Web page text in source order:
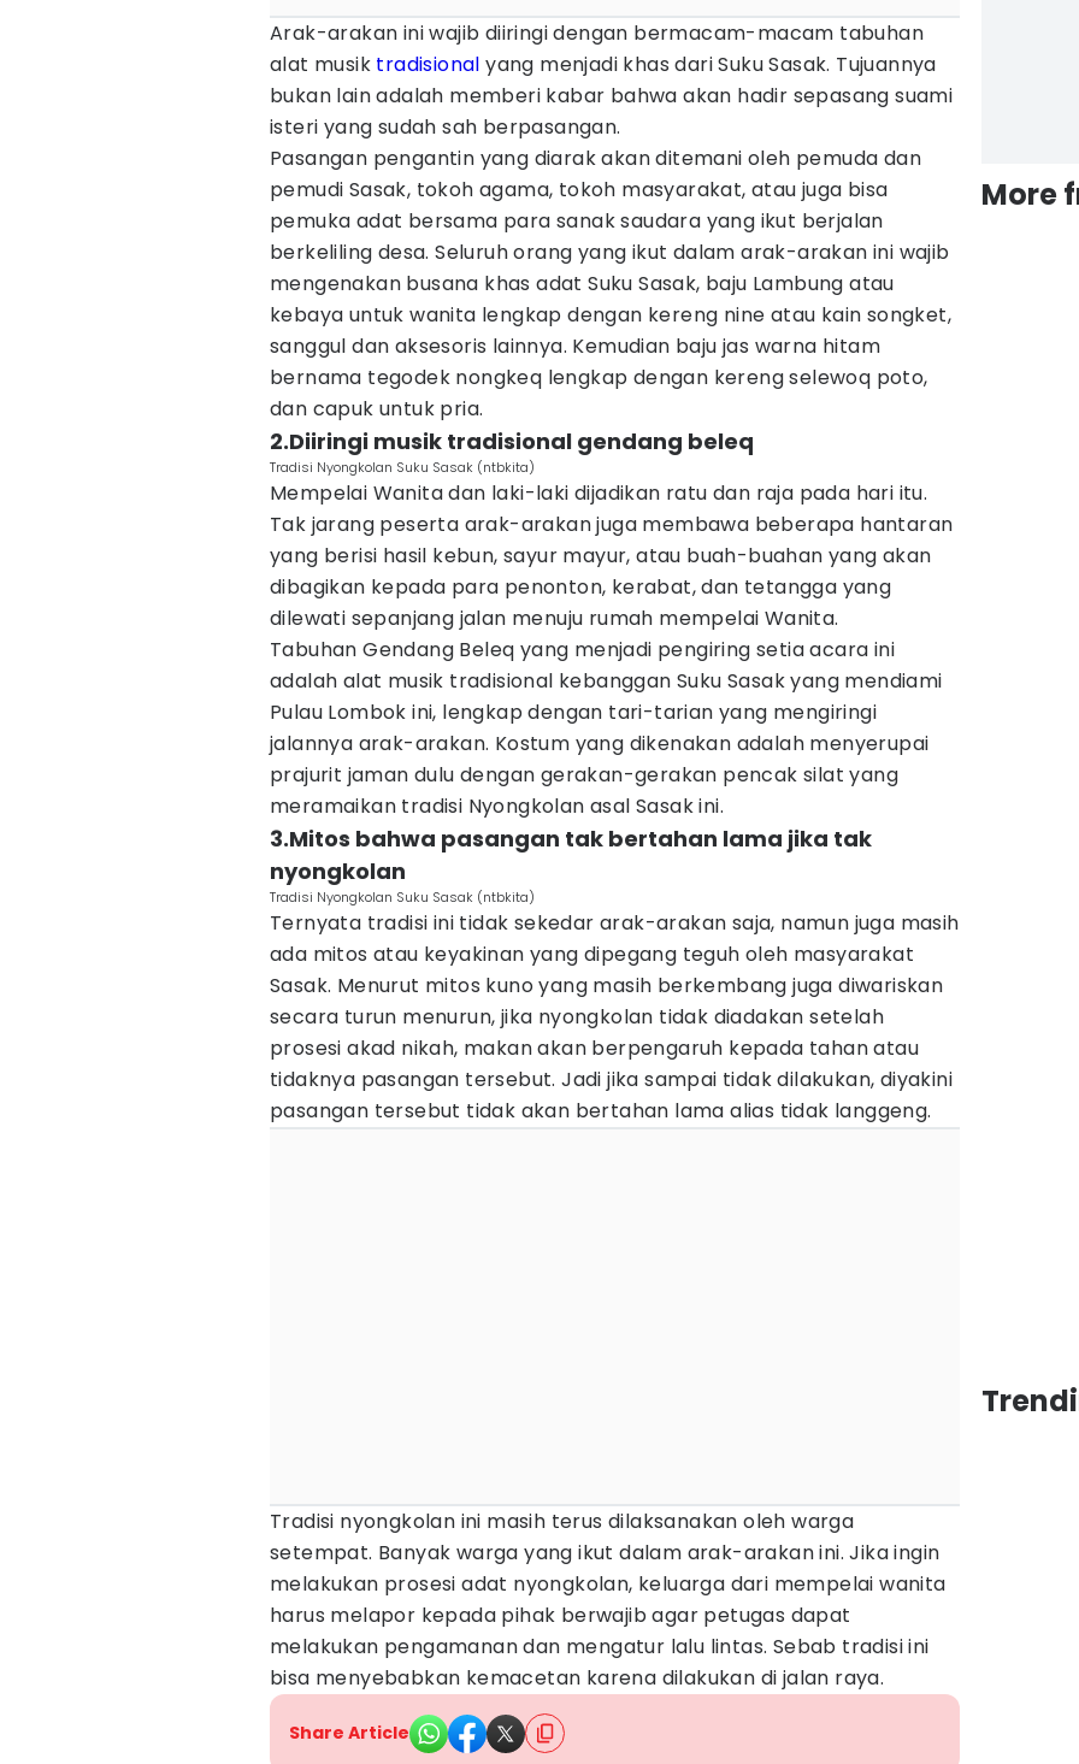
Arak-arakan ini wajib diiringi dengan bermacam-macam tabuhan
alat musik tradisional yang menjadi khas dari Suku Sasak. Tujuannya
bukan lain adalah memberi kabar bahwa akan hadir sepasang suami
isteri yang sudah sah berpasangan.
Pasangan pengantin yang diarak akan ditemani oleh pemuda dan
pemudi Sasak, tokoh agama, tokoh masyarakat, atau juga bisa
pemuka adat bersama para sanak saudara yang ikut berjalan
berkeliling desa. Seluruh orang yang ikut dalam arak-arakan ini wajib
mengenakan busana khas adat Suku Sasak, baju Lambung atau
kebaya untuk wanita lengkap dengan kereng nine atau kain songket,
sanggul dan aksesoris lainnya. Kemudian baju jas warna hitam
bernama tegodek nongkeq lengkap dengan kereng selewoq poto,
dan capuk untuk pria.
2.Diiringi musik tradisional gendang beleq
Tradisi Nyongkolan Suku Sasak (ntbkita)
Mempelai Wanita dan laki-laki dijadikan ratu dan raja pada hari itu.
Tak jarang peserta arak-arakan juga membawa beberapa hantaran
yang berisi hasil kebun, sayur mayur, atau buah-buahan yang akan
dibagikan kepada para penonton, kerabat, dan tetangga yang
dilewati sepanjang jalan menuju rumah mempelai Wanita.
Tabuhan Gendang Beleq yang menjadi pengiring setia acara ini
adalah alat musik tradisional kebanggan Suku Sasak yang mendiami
Pulau Lombok ini, lengkap dengan tari-tarian yang mengiringi
jalannya arak-arakan. Kostum yang dikenakan adalah menyerupai
prajurit jaman dulu dengan gerakan-gerakan pencak silat yang
meramaikan tradisi Nyongkolan asal Sasak ini.
3.Mitos bahwa pasangan tak bertahan lama jika tak
nyongkolan
Tradisi Nyongkolan Suku Sasak (ntbkita)
Ternyata tradisi ini tidak sekedar arak-arakan saja, namun juga masih
ada mitos atau keyakinan yang dipegang teguh oleh masyarakat
Sasak. Menurut mitos kuno yang masih berkembang juga diwariskan
secara turun menurun, jika nyongkolan tidak diadakan setelah
prosesi akad nikah, makan akan berpengaruh kepada tahan atau
tidaknya pasangan tersebut. Jadi jika sampai tidak dilakukan, diyakini
pasangan tersebut tidak akan bertahan lama alias tidak langgeng.
Tradisi nyongkolan ini masih terus dilaksanakan oleh warga
setempat. Banyak warga yang ikut dalam arak-arakan ini. Jika ingin
melakukan prosesi adat nyongkolan, keluarga dari mempelai wanita
harus melapor kepada pihak berwajib agar petugas dapat
melakukan pengamanan dan mengatur lalu lintas. Sebab tradisi ini
bisa menyebabkan kemacetan karena dilakukan di jalan raya.
Share Article
More